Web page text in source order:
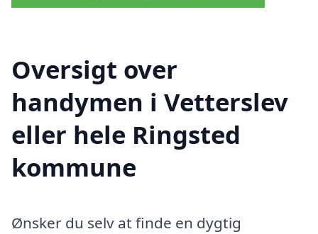
Oversigt over
handymen i Vetterslev
eller hele Ringsted
kommune
Ønsker du selv at finde en dygtig